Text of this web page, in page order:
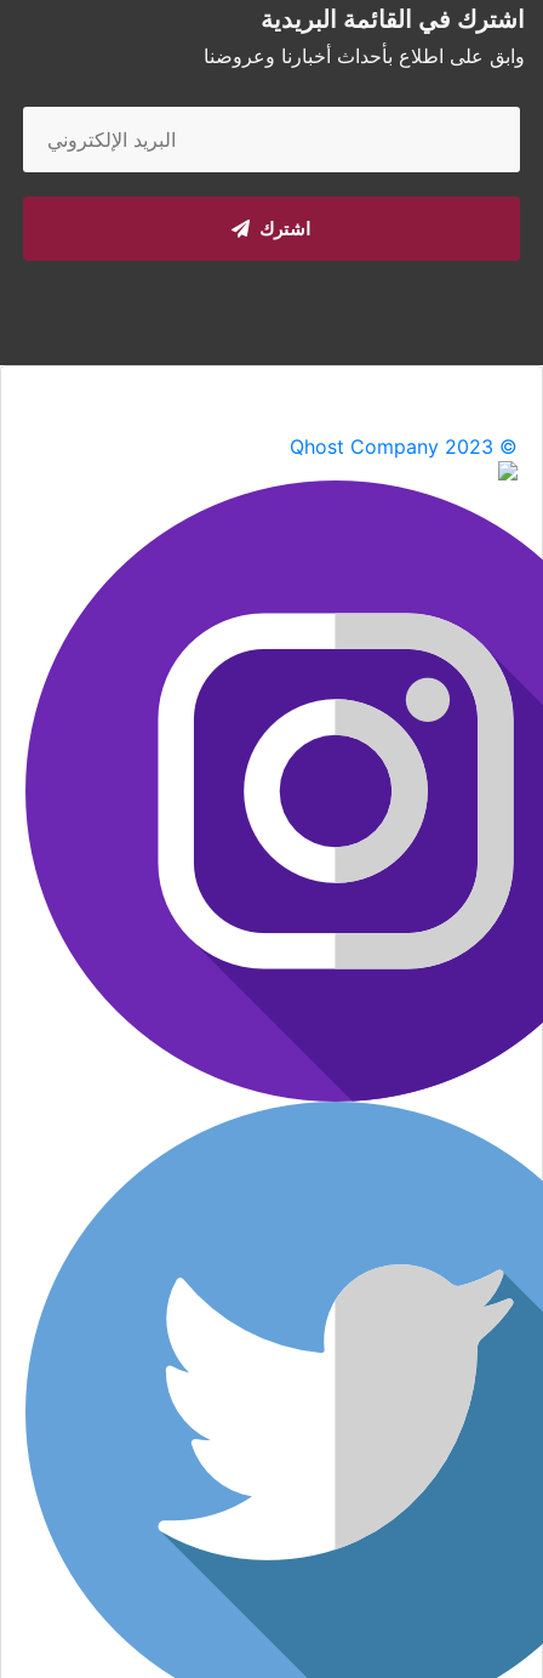
اشترك في القائمة البريدية
وابق على اطلاع بأحداث أخبارنا وعروضنا
اشترك
Qhost Company 2023 ©